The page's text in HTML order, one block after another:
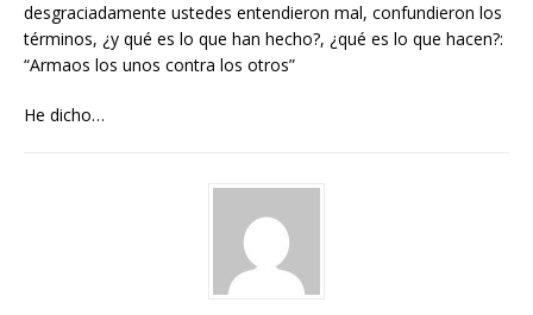
desgraciadamente ustedes entendieron mal, confundieron los
términos, ¿y qué es lo que han hecho?, ¿qué es lo que hacen?:
“Armaos los unos contra los otros”
He dicho…